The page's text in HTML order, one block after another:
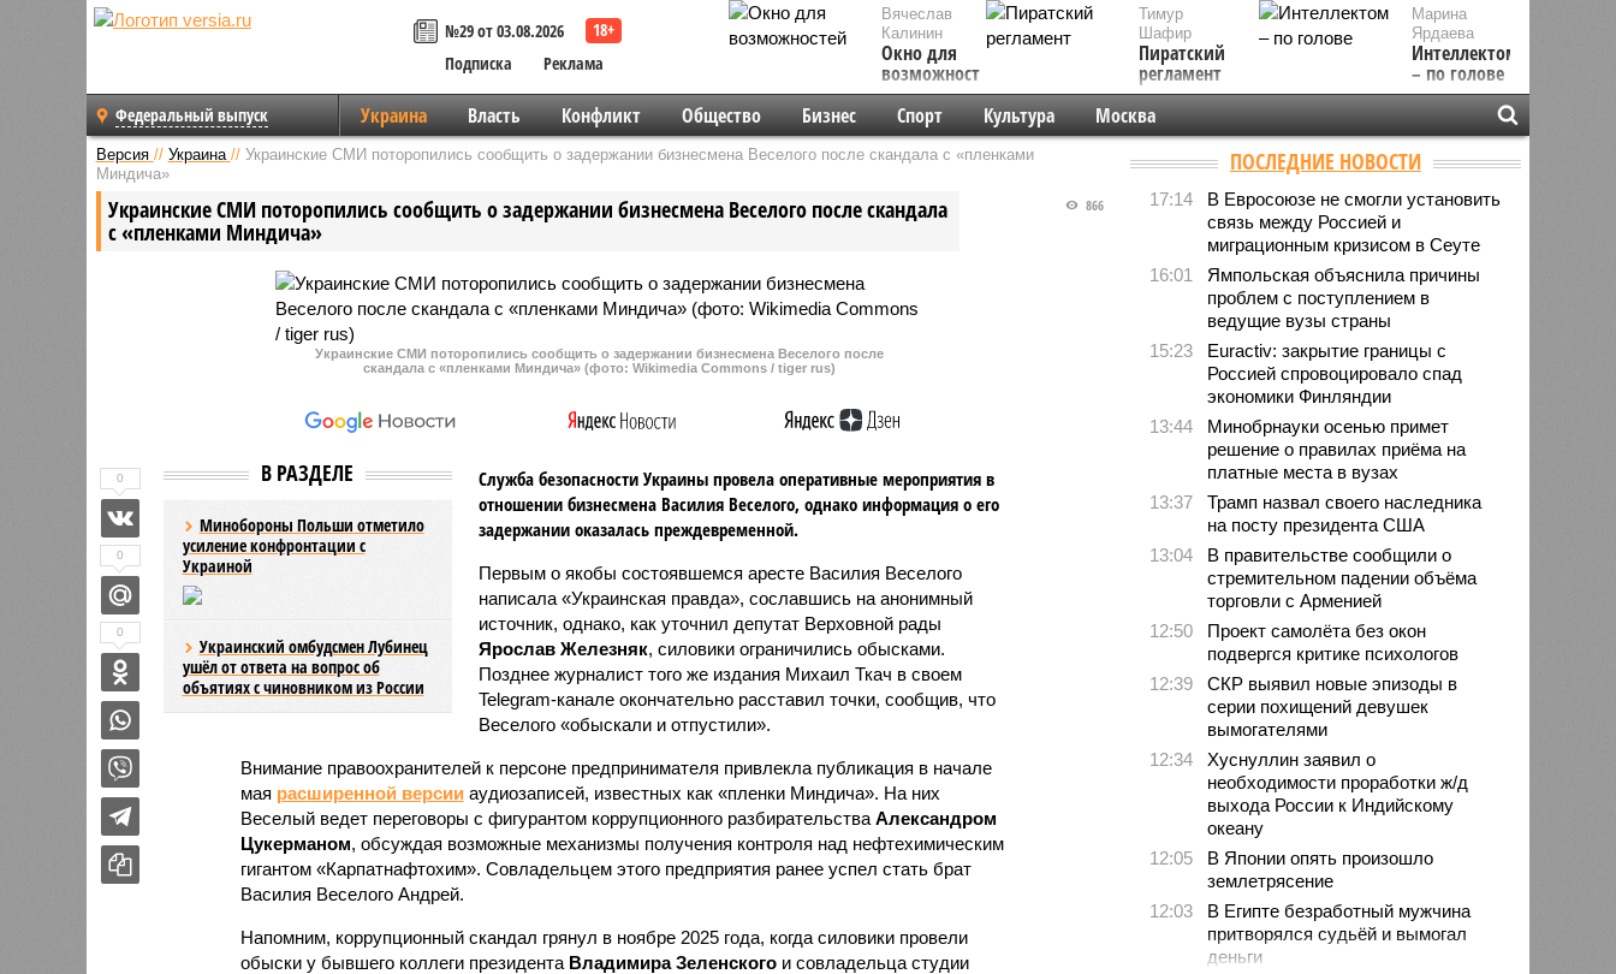
№29 от 03.08.2026
Подписка
Реклама
Вячеслав
Калинин
Окно для
возможностей
Марина
Ярдаева
Интеллектом
– по голове
Тимур
Шафир
Пиратский
регламент
Федеральный выпуск Украина Власть Конфликт Общество Бизнес Спорт Культура Москва
Версия // Украина // Украинские СМИ поторопились сообщить о задержании бизнесмена Веселого после скандала с «пленками
Миндича»
Украинские СМИ поторопились сообщить о задержании бизнесмена Веселого после скандала
с «пленками Миндича»
866
Украинские СМИ поторопились сообщить о задержании бизнесмена Веселого после
скандала с «пленками Миндича» (фото: Wikimedia Commons / tiger rus)
В РАЗДЕЛЕ
Минобороны Польши отметило
усиление конфронтации с
Украиной
Украинский омбудсмен Лубинец
ушёл от ответа на вопрос об
объятиях с чиновником из России
Служба безопасности Украины провела оперативные мероприятия в
отношении бизнесмена Василия Веселого, однако информация о его
задержании оказалась преждевременной.
Первым о якобы состоявшемся аресте Василия Веселого
написала «Украинская правда», сославшись на анонимный
источник, однако, как уточнил депутат Верховной рады
Ярослав Железняк, силовики ограничились обысками.
Позднее журналист того же издания Михаил Ткач в своем
Telegram-канале окончательно расставил точки, сообщив, что
Веселого «обыскали и отпустили».
Внимание правоохранителей к персоне предпринимателя привлекла публикация в начале
мая расширенной версииаудиозаписей, известных как «пленки Миндича». На них
Веселый ведет переговоры с фигурантом коррупционного разбирательства Александром
Цукерманом, обсуждая возможные механизмы получения контроля над нефтехимическим
гигантом «Карпатнафтохим». Совладельцем этого предприятия ранее успел стать брат
Василия Веселого Андрей.
Напомним, коррупционный скандал грянул в ноябре 2025 года, когда силовики провели
обыски у бывшего коллеги президента Владимира Зеленскогои совладельца студии
0
0
0
ПОСЛЕДНИЕ НОВОСТИ
17:14
В Евросоюзе не смогли установить
связь между Россией и
миграционным кризисом в Сеуте
16:01
Ямпольская объяснила причины
проблем с поступлением в
ведущие вузы страны
15:23
Euractiv: закрытие границы с
Россией спровоцировало спад
экономики Финляндии
13:44
Минобрнауки осенью примет
решение о правилах приёма на
платные места в вузах
13:37
Трамп назвал своего наследника
на посту президента США
13:04
В правительстве сообщили о
стремительном падении объёма
торговли с Арменией
12:50
Проект самолёта без окон
подвергся критике психологов
12:39
СКР выявил новые эпизоды в
серии похищений девушек
вымогателями
12:34
Хуснуллин заявил о
необходимости проработки ж/д
выхода России к Индийскому
океану
12:05
В Японии опять произошло
землетрясение
12:03
В Египте безработный мужчина
притворялся судьёй и вымогал
деньги